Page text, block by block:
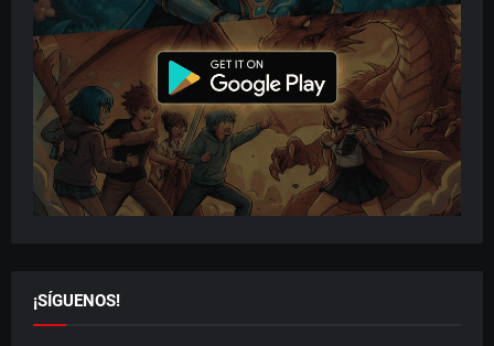
¡SÍGUENOS!